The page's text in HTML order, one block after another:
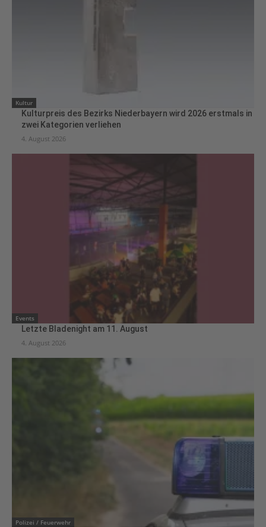
Kultur
Kulturpreis des Bezirks Niederbayern wird 2026 erstmals in
zwei Kategorien verliehen
4. August 2026
Events
Letzte Bladenight am 11. August
4. August 2026
Polizei / Feuerwehr